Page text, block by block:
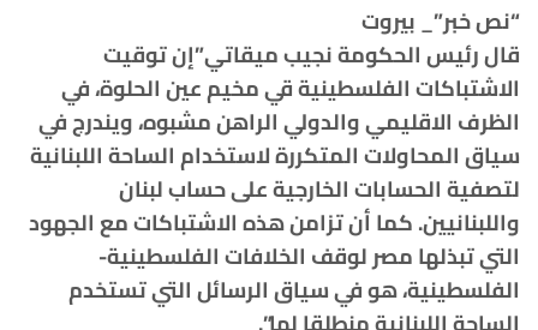
“نص خبر”_ بيروت
قال رئيس الحكومة نجيب ميقاتي”إن توقيت
الاشتباكات الفلسطينية قي مخيم عين الحلوة، في
الظرف الاقليمي والدولي الراهن مشبوه، ويندرج في
سياق المحاولات المتكررة لاستخدام الساحة اللبنانية
لتصفية الحسابات الخارجية على حساب لبنان
واللبنانيين. كما أن تزامن هذه الاشتباكات مع الجهود
التي تبذلها مصر لوقف الخلافات الفلسطينية-
الفلسطينية، هو في سياق الرسائل التي تستخدم